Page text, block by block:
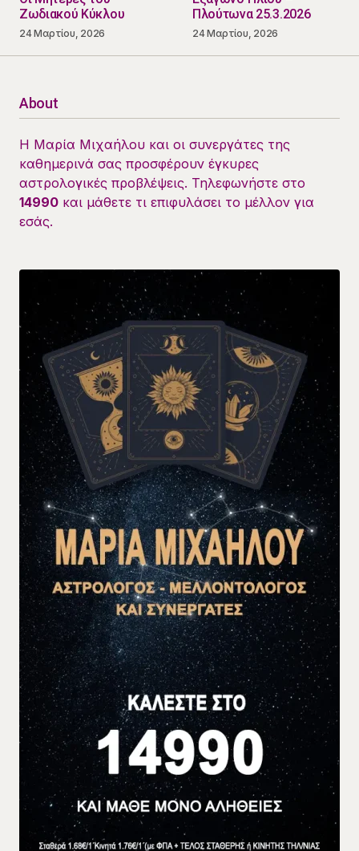
Ζωδιακού Κύκλου
24 Μαρτίου, 2026
Πλούτωνα 25.3.2026
24 Μαρτίου, 2026
About
Η Μαρία Μιχαήλου και οι συνεργάτες της
καθημερινά σας προσφέρουν έγκυρες
αστρολογικές προβλέψεις. Τηλεφωνήστε στο
14990 και μάθετε τι επιφυλάσει το μέλλον για
εσάς.